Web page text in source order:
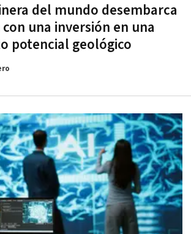
del mundo desembarca
una inversión en una
potencial geológico